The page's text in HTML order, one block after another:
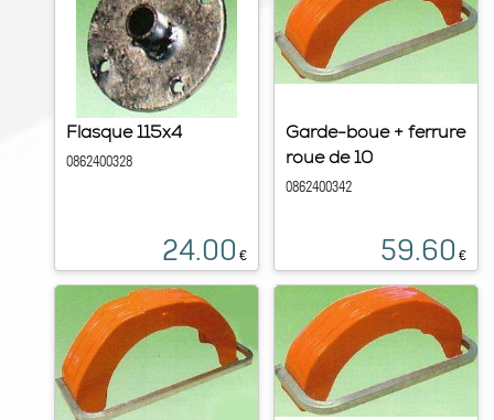
Flasque 115x4
0862400328
24.00 €
Garde-boue + ferrure
roue de 10
0862400342
59.60 €